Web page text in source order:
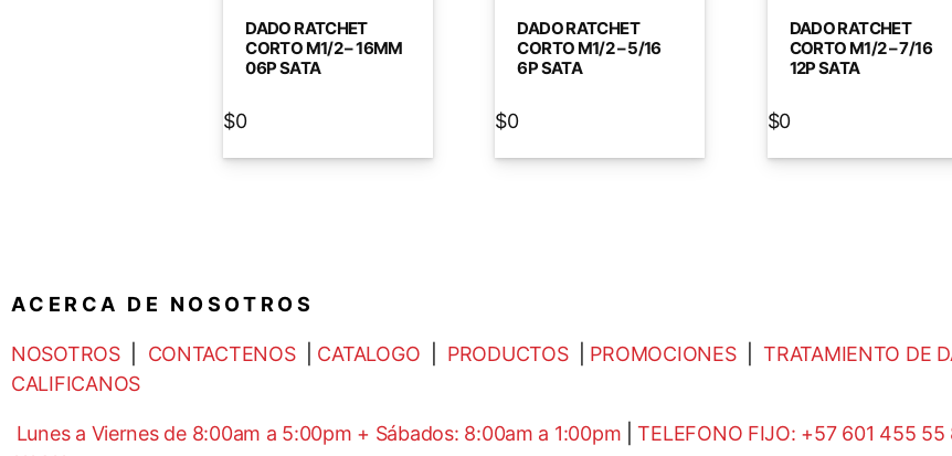
DADO RATCHET
CORTO M1/2 – 16MM
06P SATA
$0
DADO RATCHET
CORTO M1/2 – 5/16
6P SATA
$0
DADO RATCHET
CORTO M1/2 – 7/16
12P SATA
$0
A C E R C A D E N O S O T R O S
NOSOTROS| CONTACTENOS| CATALOGO PRODUCTOS| PROMOCIONES|TRATAMIENTO DE
CALIFICANOS
Lunes a Viernes de 8:00am a 5:00pm + Sábados: 8:00am a 1:00pm |TELEFONO FIJO: +57 601 455 55